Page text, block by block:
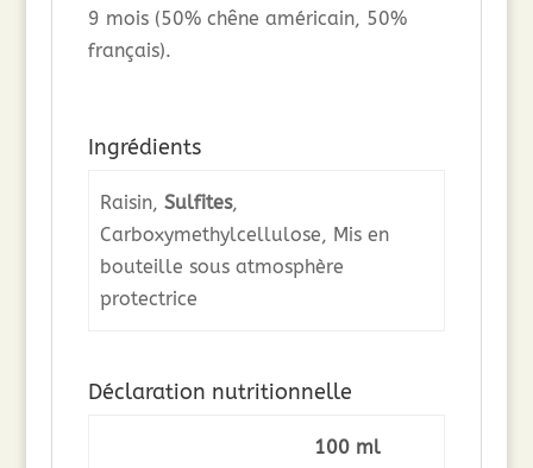
9 mois (50% chêne américain, 50%
français).
Ingrédients
Raisin, Sulfites,
Carboxymethylcellulose, Mis en
bouteille sous atmosphère
protectrice
Déclaration nutritionnelle
100 ml